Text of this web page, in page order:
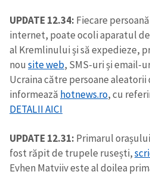
UPDATE 12.34: Fiecare
internet, poate ocoli aparatul
al Kremlinului și să expedieze,
nou site web, SMS-uri și email-
Ucraina către persoane aleatorii
informează hotnews.ro, cu
DETALII AICI
UPDATE 12.31: Primarul
fost răpit de trupele rusești,
Evhen Matviiv este al doilea